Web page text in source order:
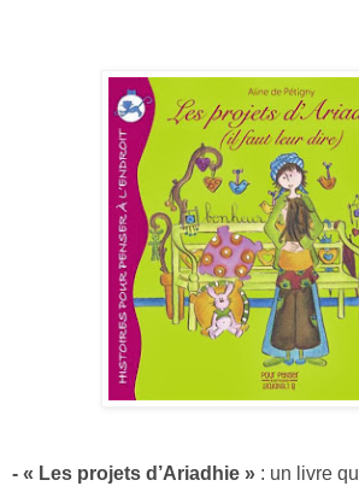
- « Les projets d’Ariadhie » : un livre